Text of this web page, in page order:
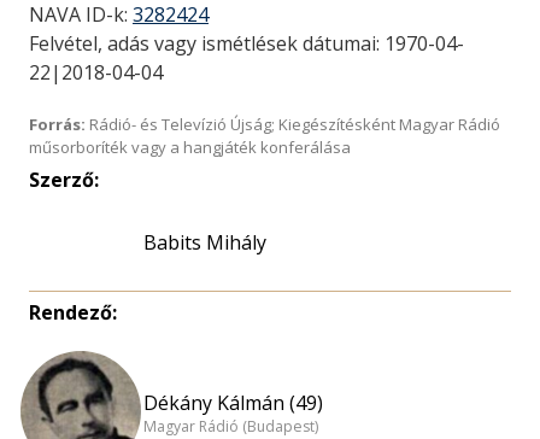
NAVA ID-k: 3282424
Felvétel, adás vagy ismétlések dátumai: 1970-04-
22|2018-04-04
Forrás: Rádió- és Televízió Újság; Kiegészítésként Magyar Rádió
műsorboríték vagy a hangjáték konferálása
Szerző:
Babits Mihály
Rendező:
Dékány Kálmán (49)
Magyar Rádió (Budapest)